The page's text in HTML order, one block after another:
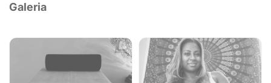
Galeria